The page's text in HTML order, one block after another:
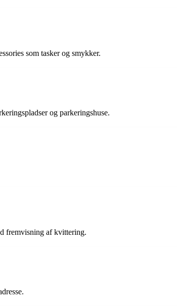
som tasker og smykker.
og parkeringshuse.
fremvisning af kvittering.